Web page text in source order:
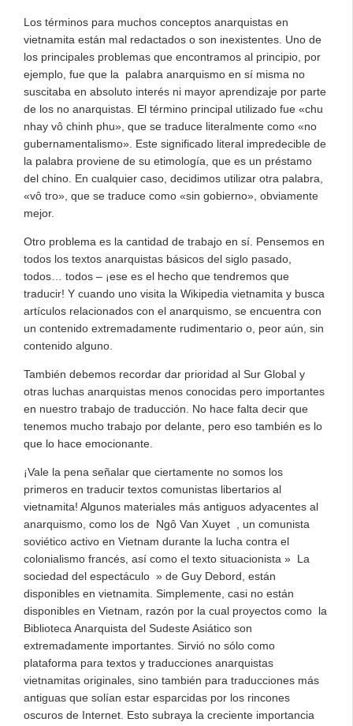
Los términos para muchos conceptos anarquistas en
vietnamita están mal redactados o son inexistentes. Uno de
los principales problemas que encontramos al principio, por
ejemplo, fue que la palabra anarquismo en sí misma no
suscitaba en absoluto interés ni mayor aprendizaje por parte
de los no anarquistas. El término principal utilizado fue «chu
nhay vô chinh phu», que se traduce literalmente como «no
gubernamentalismo». Este significado literal impredecible de
la palabra proviene de su etimología, que es un préstamo
del chino. En cualquier caso, decidimos utilizar otra palabra,
«vô tro», que se traduce como «sin gobierno», obviamente
mejor.
Otro problema es la cantidad de trabajo en sí. Pensemos en
todos los textos anarquistas básicos del siglo pasado,
todos… todos – ¡ese es el hecho que tendremos que
traducir! Y cuando uno visita la Wikipedia vietnamita y busca
artículos relacionados con el anarquismo, se encuentra con
un contenido extremadamente rudimentario o, peor aún, sin
contenido alguno.
También debemos recordar dar prioridad al Sur Global y
otras luchas anarquistas menos conocidas pero importantes
en nuestro trabajo de traducción. No hace falta decir que
tenemos mucho trabajo por delante, pero eso también es lo
que lo hace emocionante.
¡Vale la pena señalar que ciertamente no somos los
primeros en traducir textos comunistas libertarios al
vietnamita! Algunos materiales más antiguos adyacentes al
anarquismo, como los de Ngô Van Xuyet , un comunista
soviético activo en Vietnam durante la lucha contra el
colonialismo francés, así como el texto situacionista » La
sociedad del espectáculo » de Guy Debord, están
disponibles en vietnamita. Simplemente, casi no están
disponibles en Vietnam, razón por la cual proyectos como la
Biblioteca Anarquista del Sudeste Asiático son
extremadamente importantes. Sirvió no sólo como
plataforma para textos y traducciones anarquistas
vietnamitas originales, sino también para traducciones más
antiguas que solían estar esparcidas por los rincones
oscuros de Internet. Esto subraya la creciente importancia